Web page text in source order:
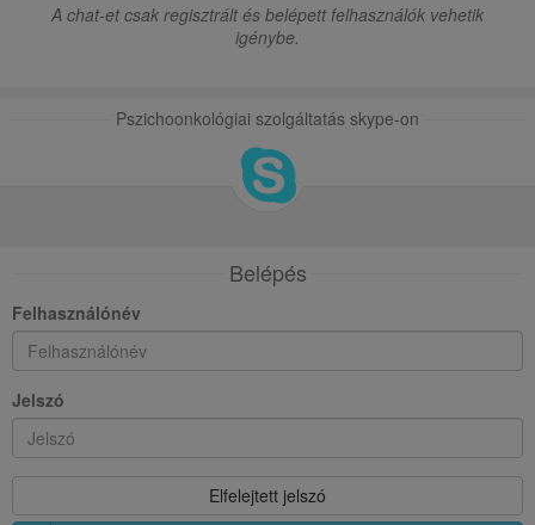
A chat-et csak regisztrált és belépett felhasználók vehetik
igénybe.
Pszichoonkológiai szolgáltatás skype-on
Belépés
Felhasználónév
Jelszó